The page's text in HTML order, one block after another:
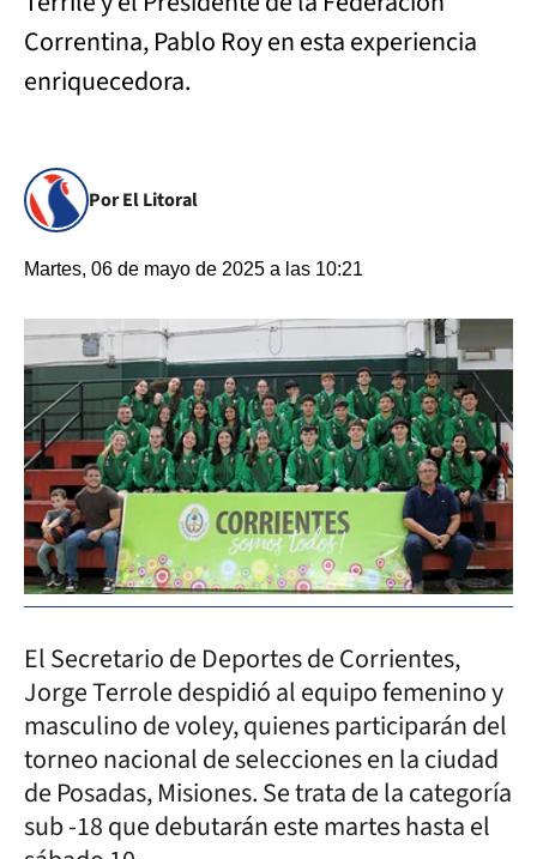
Correntina, Pablo Roy en esta experiencia
enriquecedora.
Por El Litoral
Martes, 06 de mayo de 2025 a las 10:21
El Secretario de Deportes de Corrientes,
Jorge Terrole despidió al equipo femenino y
masculino de voley, quienes participarán del
torneo nacional de selecciones en la ciudad
de Posadas, Misiones. Se trata de la categoría
sub -18 que debutarán este martes hasta el